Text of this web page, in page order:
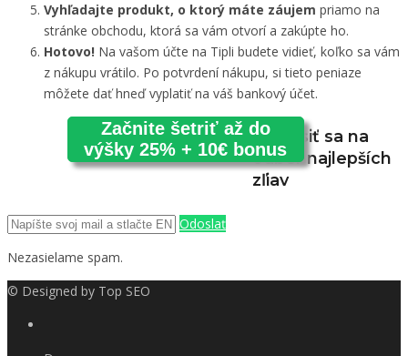
Vyhľadajte produkt, o ktorý máte záujem priamo na
stránke obchodu, ktorá sa vám otvorí a zakúpte ho.
Hotovo! Na vašom účte na Tipli budete vidieť, koľko sa vám
z nákupu vrátilo. Po potvrdení nákupu, si tieto peniaze
môžete dať hneď vyplatiť na váš bankový účet.
Začnite šetriť až do
výšky 25% + 10€ bonus
Prihlásiť sa na
odber najlepších
zľiav
Odoslať
Nezasielame spam.
© Designed by Top SEO